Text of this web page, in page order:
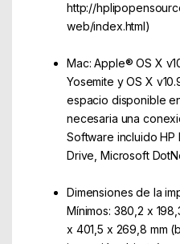
http://
web/index.html)
Mac: Apple® OS X
Yosemite y OS X
espacio disponible
necesaria una
Software incluido
Drive, Microsoft
Dimensiones de la
Mínimos: 380,2 x
x 401,5 x 269,8 mm